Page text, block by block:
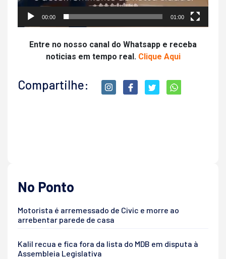
00:00 01:00
Entre no nosso canal do Whatsapp e receba
noticias em tempo real. Clique Aqui
Compartilhe:
No Ponto
Motorista é arremessado de Civic e morre ao
arrebentar parede de casa
Kalil recua e fica fora da lista do MDB em disputa à
Assembleia Legislativa